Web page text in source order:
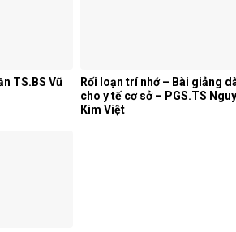
TS.BS Vũ
Rối loạn trí nhớ – Bài giảng
cho y tế cơ sở – PGS.TS
Kim Việt